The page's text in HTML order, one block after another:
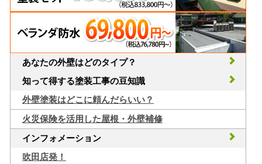
あなたの外壁はどのタイプ？
知って得する塗装工事の豆知識
外壁塗装はどこに頼んだらいい？
火災保険を活用した屋根・外壁補修
インフォメーション
吹田店発！